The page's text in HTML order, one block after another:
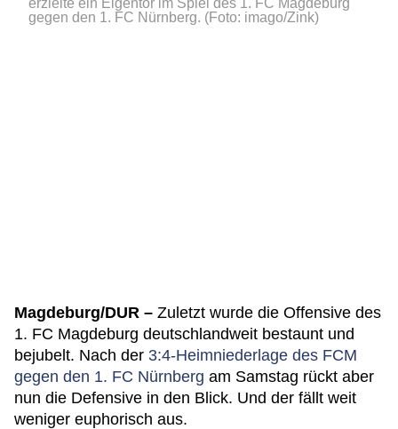
erzielte ein Eigentor im Spiel des 1. FC Magdeburg
gegen den 1. FC Nürnberg. (Foto: imago/Zink)
Magdeburg/DUR – Zuletzt wurde die Offensive des
1. FC Magdeburg deutschlandweit bestaunt und
bejubelt. Nach der 3:4-Heimniederlage des FCM
gegen den 1. FC Nürnberg am Samstag rückt aber
nun die Defensive in den Blick. Und der fällt weit
weniger euphorisch aus.